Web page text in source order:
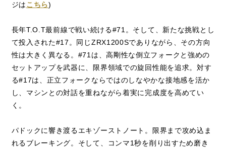
ジはこちら)
長年T.O.T最前線で戦い続ける#71。そして、新たな挑戦とし
て投入された#17。同じZRX1200Sでありながら、その方向
性は大きく異なる。#71は、高剛性な倒立フォークと強めの
セットアップを武器に、限界領域での旋回性能を追求。対す
る#17は、正立フォークならではのしなやかな接地感を活か
し、マシンとの対話を重ねながら着実に完成度を高めてい
く。
パドックに響き渡るエキゾーストノート。限界まで攻め込ま
れるブレーキング。そして、コンマ1秒を削り出すため磨き